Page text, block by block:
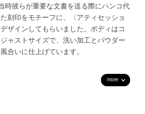
時彼らが重要な文書を送る際にハンコ代
刻印をモチーフに、〈アティセッショ
ザインしてもらいました。ボディはコ
ャストサイズで、洗い加工とパウダー
合いに仕上げています。
more